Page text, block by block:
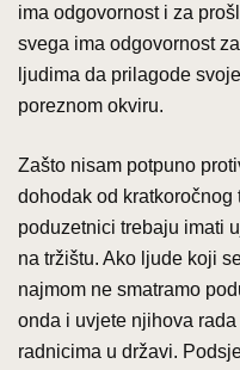
ima odgovornost i za
svega ima odgovornost
ljudima da prilagode
poreznom okviru.
Zašto nisam potpuno
dohodak od
poduzetnici trebaju imati
na tržištu. Ako ljude koji
najmom ne smatramo
onda i uvjete njihova
radnicima u državi.